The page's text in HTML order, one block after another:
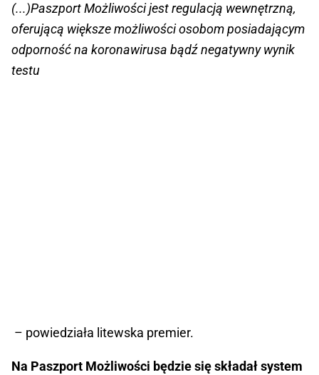
(...)Paszport Możliwości jest regulacją wewnętrzną,
oferującą większe możliwości osobom posiadającym
odporność na koronawirusa bądź negatywny wynik
testu
– powiedziała litewska premier.
Na Paszport Możliwości będzie się składał system